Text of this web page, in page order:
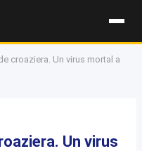
croaziera. Un virus mortal a
Un virus